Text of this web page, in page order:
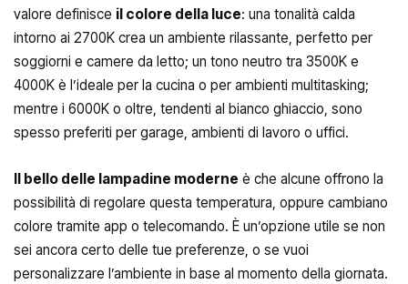
valore definisce il colore della luce: una tonalità calda
intorno ai 2700K crea un ambiente rilassante, perfetto per
soggiorni e camere da letto; un tono neutro tra 3500K e
4000K è l’ideale per la cucina o per ambienti multitasking;
mentre i 6000K o oltre, tendenti al bianco ghiaccio, sono
spesso preferiti per garage, ambienti di lavoro o uffici.
Il bello delle lampadine moderne è che alcune offrono la
possibilità di regolare questa temperatura, oppure cambiano
colore tramite app o telecomando. È un’opzione utile se non
sei ancora certo delle tue preferenze, o se vuoi
personalizzare l’ambiente in base al momento della giornata.